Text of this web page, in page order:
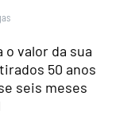
valor da sua
50 anos
seis meses